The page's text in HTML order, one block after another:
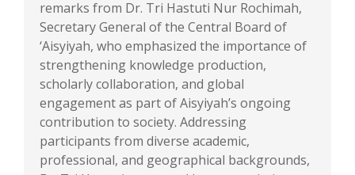
remarks from Dr. Tri Hastuti Nur Rochimah,
Secretary General of the Central Board of
‘Aisyiyah, who emphasized the importance of
strengthening knowledge production,
scholarly collaboration, and global
engagement as part of Aisyiyah’s ongoing
contribution to society. Addressing
participants from diverse academic,
professional, and geographical backgrounds,